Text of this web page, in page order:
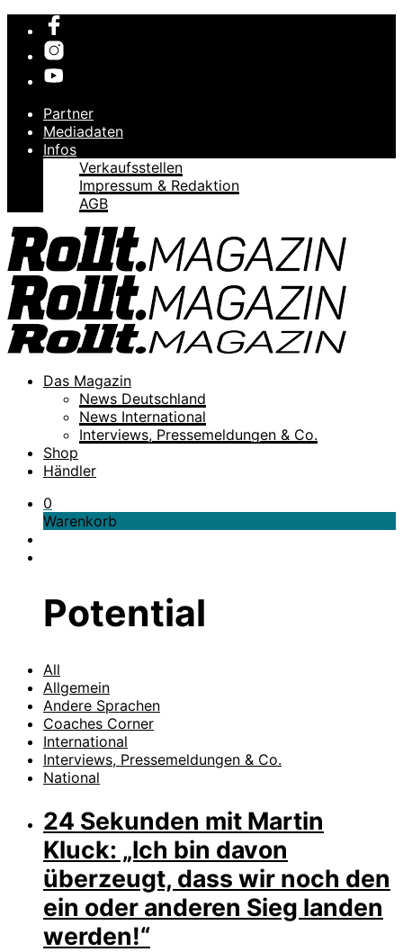
Partner
Mediadaten
Infos
Verkaufsstellen
Impressum & Redaktion
AGB
Das Magazin
News Deutschland
News International
Interviews, Pressemeldungen & Co.
Shop
Händler
0
Warenkorb
Potential
All
Allgemein
Andere Sprachen
Coaches Corner
International
Interviews, Pressemeldungen & Co.
National
24 Sekunden mit Martin
Kluck: „Ich bin davon
überzeugt, dass wir noch den
ein oder anderen Sieg landen
werden!“